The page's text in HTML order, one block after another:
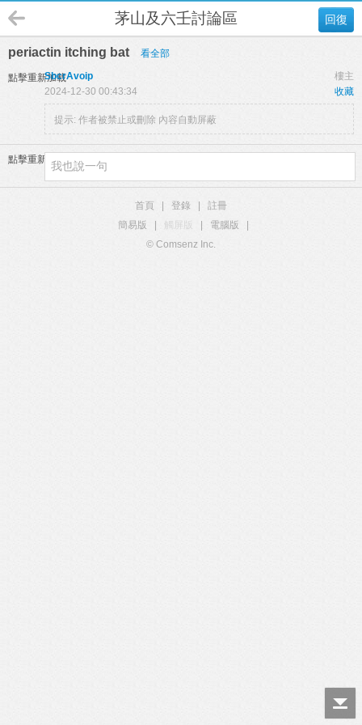
回復
茅山及六壬討論區
periactin itching bat 看全部
點擊重新加載 樓主
SbcrAvoip
收藏
2024-12-30 00:43:34
提示: 作者被禁止或刪除 內容自動屏蔽
點擊重新加載
首頁 登錄
註冊
簡易版
觸屏版 電腦版
© Comsenz Inc.